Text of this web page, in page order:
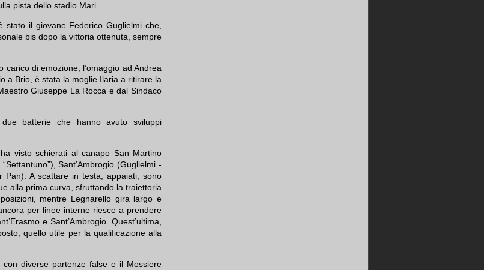
pista dello stadio Mari.
stato il giovane Federico Guglielmi che,
bis dopo la vittoria ottenuta, sempre
di emozione, l’omaggio ad Andrea
a Brio, è stata la moglie Ilaria a ritirare la
Giuseppe La Rocca e dal Sindaco
batterie che hanno avuto sviluppi
visto schierati al canapo San Martino
Sant’Ambrogio (Guglielmi -
Pan). A scattare in testa, appaiati, sono
alla prima curva, sfruttando la traiettoria
mentre Legnarello gira largo e
per linee interne riesce a prendere
e Sant’Ambrogio. Quest’ultima,
quello utile per la qualificazione alla
diverse partenze false e il Mossiere